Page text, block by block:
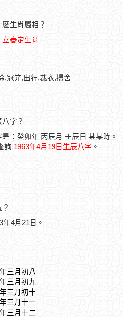
生肖屬相？
立春定生肖
,冠笄,出行,裁衣,掃舍
字？
：癸卯年 丙辰月 壬辰日 某某時。
詢 1963年4月19日生辰八字 。
4月21日。
三月初八
三月初九
三月初十
三月十一
三月十二